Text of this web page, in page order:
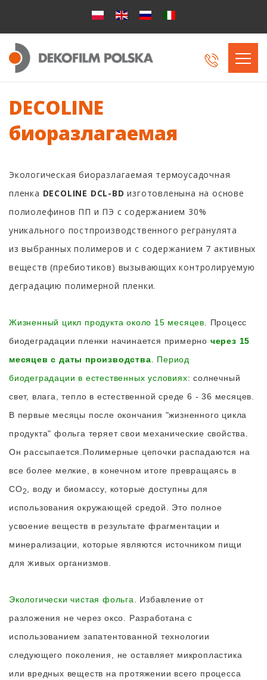
DECOLINE
биоразлагаемая
Экологическая биоразлагаемая термоусадочная
пленка DECOLINE DCL-BD изготовленына на основе
полиолефинов ПП и ПЭ c содержанием 30%
уникального постпроизводственного регранулята
из выбpанныx полимeрoв и с содержанием 7 активных
веществ (пребиотиков) вызывающих контролируемую
деградацию полимерной пленки.
Жизненный цикл продукта около 15 месяцев . Процесс
биодеградации пленки начинается примерно через 15
месяцев с даты производства . Период
биодеградации в естественных условиях: солнечный
свет, влага, тепло в естественной среде 6 - 36 месяцев.
В первые месяцы после окончания "жизненного цикла
продукта" фольга теряет свои механические свойства.
Он рассыпается.Полимерные цепочки распадаются на
все более мелкие, в конечном итоге превращаясь в
CO2
, воду и биомассу, которые доступны для
использования окружающей средой. Это полное
усвоение веществ в результате фрагментации и
минерализации, которые являются источником пищи
дляживыx организмов.
Экологически чистая фольга
. Избавление от
разложения не через оксо. Pазработана с
использованием запатентованной технологии
следующего поколения, не оставляет микропластика
или вредных веществ на протяжении всего процесса